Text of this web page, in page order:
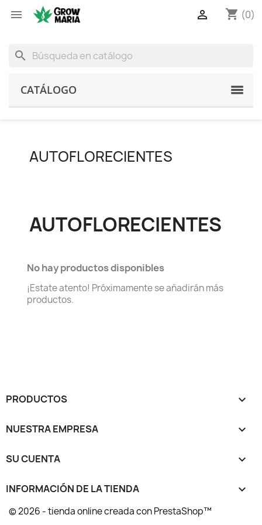
 shopping_cart (0)

search
CATÁLOGO
AUTOFLORECIENTES
AUTOFLORECIENTES
No hay productos disponibles
¡Estate atento! Próximamente se añadirán más
productos.
PRODUCTOS 
NUESTRA EMPRESA 
SU CUENTA 
INFORMACIÓN DE LA TIENDA keyboard_arrow_down
© 2026 - tienda online creada con PrestaShop™